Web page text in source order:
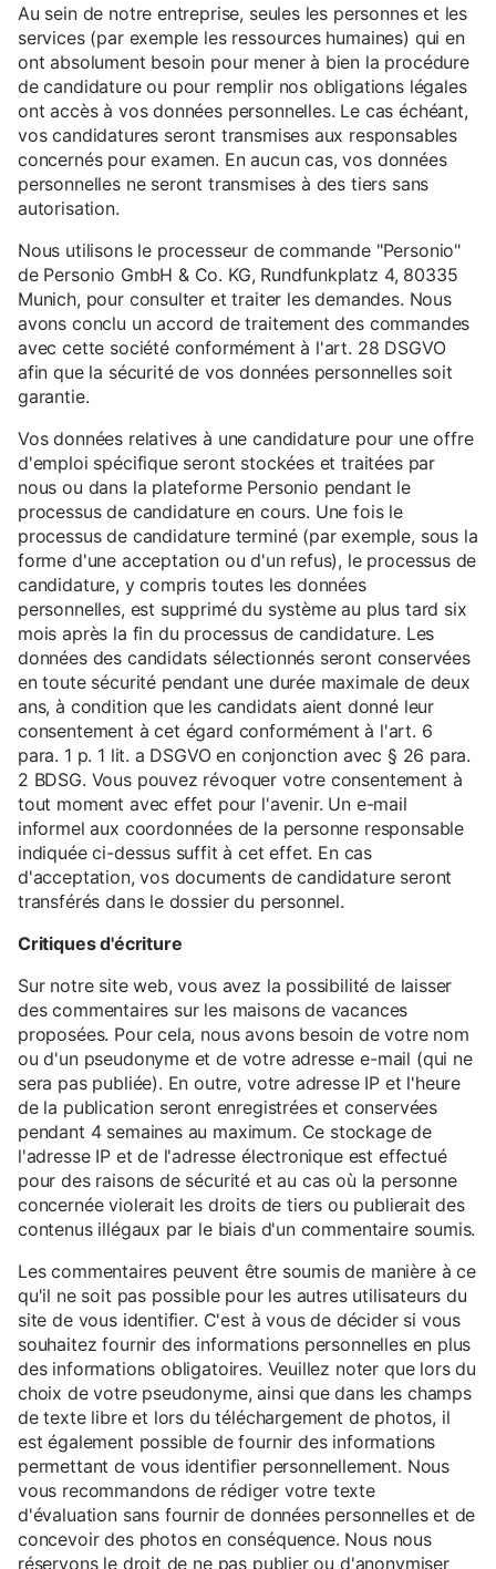
Au sein de notre entreprise, seules les personnes et les
services (par exemple les ressources humaines) qui en
ont absolument besoin pour mener à bien la procédure
de candidature ou pour remplir nos obligations légales
ont accès à vos données personnelles. Le cas échéant,
vos candidatures seront transmises aux responsables
concernés pour examen. En aucun cas, vos données
personnelles ne seront transmises à des tiers sans
autorisation.
Nous utilisons le processeur de commande "Personio"
de Personio GmbH & Co. KG, Rundfunkplatz 4, 80335
Munich, pour consulter et traiter les demandes. Nous
avons conclu un accord de traitement des commandes
avec cette société conformément à l'art. 28 DSGVO
afin que la sécurité de vos données personnelles soit
garantie.
Vos données relatives à une candidature pour une offre
d'emploi spécifique seront stockées et traitées par
nous ou dans la plateforme Personio pendant le
processus de candidature en cours. Une fois le
processus de candidature terminé (par exemple, sous la
forme d'une acceptation ou d'un refus), le processus de
candidature, y compris toutes les données
personnelles, est supprimé du système au plus tard six
mois après la fin du processus de candidature. Les
données des candidats sélectionnés seront conservées
en toute sécurité pendant une durée maximale de deux
ans, à condition que les candidats aient donné leur
consentement à cet égard conformément à l'art. 6
para. 1 p. 1 lit. a DSGVO en conjonction avec § 26 para.
2 BDSG. Vous pouvez révoquer votre consentement à
tout moment avec effet pour l'avenir. Un e-mail
informel aux coordonnées de la personne responsable
indiquée ci-dessus suffit à cet effet. En cas
d'acceptation, vos documents de candidature seront
transférés dans le dossier du personnel.
Critiques d'écriture
Sur notre site web, vous avez la possibilité de laisser
des commentaires sur les maisons de vacances
proposées. Pour cela, nous avons besoin de votre nom
ou d'un pseudonyme et de votre adresse e-mail (qui ne
sera pas publiée). En outre, votre adresse IP et l'heure
de la publication seront enregistrées et conservées
pendant 4 semaines au maximum. Ce stockage de
l'adresse IP et de l'adresse électronique est effectué
pour des raisons de sécurité et au cas où la personne
concernée violerait les droits de tiers ou publierait des
contenus illégaux par le biais d'un commentaire soumis.
Les commentaires peuvent être soumis de manière à ce
qu'il ne soit pas possible pour les autres utilisateurs du
site de vous identifier. C'est à vous de décider si vous
souhaitez fournir des informations personnelles en plus
des informations obligatoires. Veuillez noter que lors du
choix de votre pseudonyme, ainsi que dans les champs
de texte libre et lors du téléchargement de photos, il
est également possible de fournir des informations
permettant de vous identifier personnellement. Nous
vous recommandons de rédiger votre texte
d'évaluation sans fournir de données personnelles et de
concevoir des photos en conséquence. Nous nous
réservons le droit de ne pas publier ou d'anonymiser